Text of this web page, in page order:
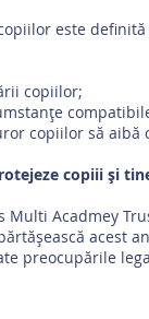
este
copiilor;
copiilor să aibă
copiii și
Multi Acadmey
acest
preocupările